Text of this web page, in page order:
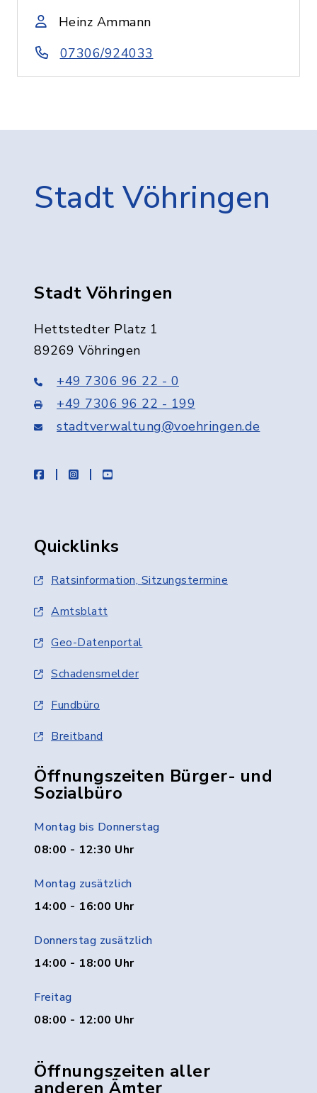
Heinz Ammann
07306/924033
Stadt Vöhringen
Stadt Vöhringen
Hettstedter Platz 1
89269 Vöhringen
+49 7306 96 22 - 0
+49 7306 96 22 - 199
stadtverwaltung@voehringen.de
facebookinstagramyoutube
Quicklinks
Ratsinformation, Sitzungstermine
Amtsblatt
Geo-Datenportal
Schadensmelder
Fundbüro
Breitband
Öffnungszeiten Bürger- und
Sozialbüro
Montag bis Donnerstag
08:00 - 12:30 Uhr
Montag zusätzlich
14:00 - 16:00 Uhr
Donnerstag zusätzlich
14:00 - 18:00 Uhr
Freitag
08:00 - 12:00 Uhr
Öffnungszeiten aller
anderen Ämter